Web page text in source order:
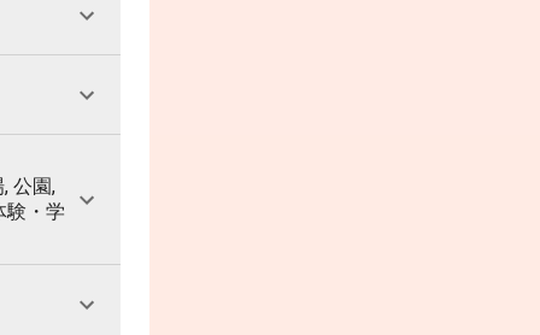
公園,
験・学